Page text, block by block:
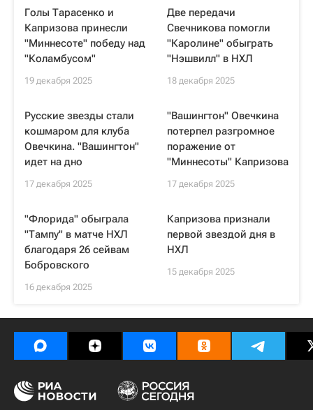
Голы Тарасенко и
Капризова принесли
"Миннесоте" победу над
"Коламбусом"
19 декабря 2025
Две передачи
Свечникова помогли
"Каролине" обыграть
"Нэшвилл" в НХЛ
18 декабря 2025
Русские звезды стали
кошмаром для клуба
Овечкина. "Вашингтон"
идет на дно
17 декабря 2025
"Вашингтон" Овечкина
потерпел разгромное
поражение от
"Миннесоты" Капризова
17 декабря 2025
"Флорида" обыграла
"Тампу" в матче НХЛ
благодаря 26 сейвам
Бобровского
16 декабря 2025
Капризова признали
первой звездой дня в
НХЛ
15 декабря 2025